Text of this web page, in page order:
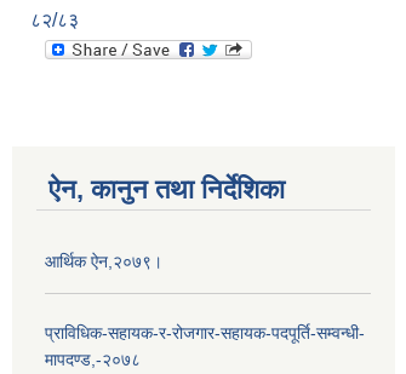
८२/८३
ऐन, कानुन तथा निर्देशिका
आर्थिक ऐन,२०७९।
प्राविधिक-सहायक-र-रोजगार-सहायक-पदपूर्ति-सम्वन्धी-
मापदण्ड,-२०७८